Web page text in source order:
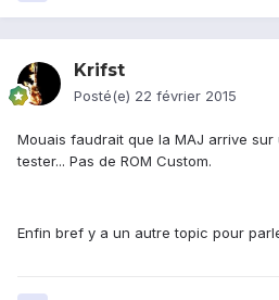
Krifst
Posté(e) 22 février 2015
Mouais faudrait que la MAJ arrive
tester... Pas de ROM Custom.
Enfin bref y a un autre topic pour